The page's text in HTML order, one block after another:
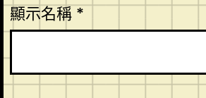
顯示名稱 *